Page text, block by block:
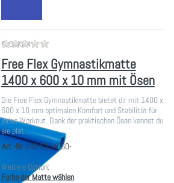
FLOCKAN Zu diesem Produkt liegen noch
Free Flex Gymnastikmatte
1400 x 600 x 10 mm mit Ösen
Die Free Flex Gymnastikmatte bietet dir mit 1400 x
600 x 10 mm optimalen Komfort und Stabilität für
jedes Workout. Dank der praktischen Ösen kannst du
sie plat…
Art.-Nr.140.8314060-
Weitere Option:
Farbe der Matte wählen